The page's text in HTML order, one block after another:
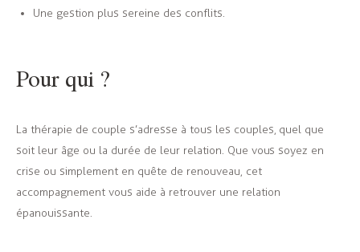
Une gestion plus sereine des conflits.
Pour qui ?
La thérapie de couple s’adresse à tous les couples, quel que
soit leur âge ou la durée de leur relation. Que vous soyez en
crise ou simplement en quête de renouveau, cet
accompagnement vous aide à retrouver une relation
épanouissante.